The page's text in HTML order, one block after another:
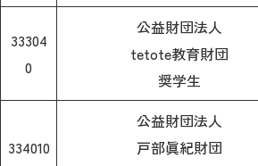
33304
0
公益財団法人
tetote教育財団
奨学生
334010
公益財団法人
戸部眞紀財団